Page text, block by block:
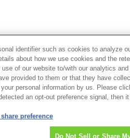
identifier such as cookies to analyze
about how we use cookies and the
use of our website to/with our analytics
provided to them or that they have
personal information by us. Please
an opt-out preference signal, then
preference
Do Not Sell or Share